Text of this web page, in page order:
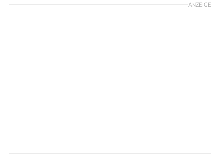
ANZEIGE